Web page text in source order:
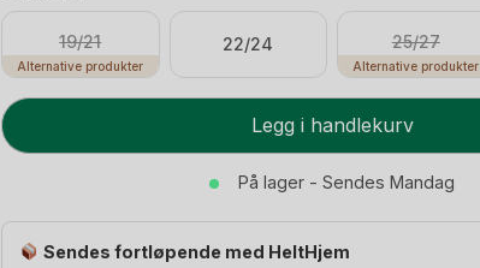
19/21
Alternative produkter
22/24 25/27
Alternative produkter
Sokker
Barn
82%
Ull
Legg i handlekurv
På lager - Sendes Mandag
Sendes fortløpende med HeltHjem